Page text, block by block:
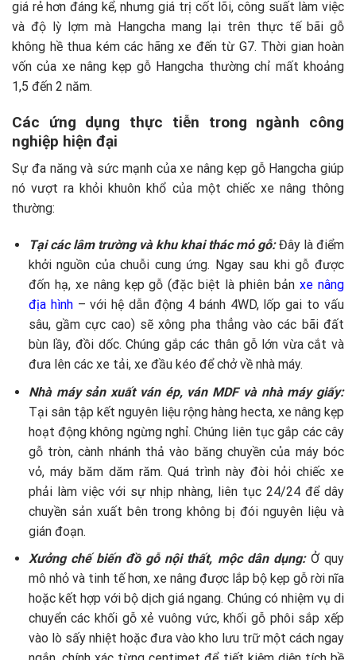
giá rẻ hơn đáng kể, nhưng giá trị cốt lõi, công suất làm việc
và độ lỳ lợm mà Hangcha mang lại trên thực tế bãi gỗ
không hề thua kém các hãng xe đến từ G7. Thời gian hoàn
vốn của xe nâng kẹp gỗ Hangcha thường chỉ mất khoảng
1,5 đến 2 năm.
Các ứng dụng thực tiễn trong ngành công
nghiệp hiện đại
Sự đa năng và sức mạnh của xe nâng kẹp gỗ Hangcha giúp
nó vượt ra khỏi khuôn khổ của một chiếc xe nâng thông
thường:
Tại các lâm trường và khu khai thác mỏ gỗ: Đây là điểm
khởi nguồn của chuỗi cung ứng. Ngay sau khi gỗ được
đốn hạ, xe nâng kẹp gỗ (đặc biệt là phiên bảnxe nâng
địa hình– với hệ dẫn động 4 bánh 4WD, lốp gai to vấu
sâu, gầm cực cao) sẽ xông pha thẳng vào các bãi đất
bùn lầy, đồi dốc. Chúng gắp các thân gỗ lớn vừa cắt và
đưa lên các xe tải, xe đầu kéo để chở về nhà máy.
Nhà máy sản xuất ván ép, ván MDF và nhà máy giấy:
Tại sân tập kết nguyên liệu rộng hàng hecta, xe nâng kẹp
hoạt động không ngừng nghỉ. Chúng liên tục gắp các cây
gỗ tròn, cành nhánh thả vào băng chuyền của máy bóc
vỏ, máy băm dăm răm. Quá trình này đòi hỏi chiếc xe
phải làm việc với sự nhịp nhàng, liên tục 24/24 để dây
chuyền sản xuất bên trong không bị đói nguyên liệu và
gián đoạn.
Xưởng chế biến đồ gỗ nội thất, mộc dân dụng:Ở quy
mô nhỏ và tinh tế hơn, xe nâng được lắp bộ kẹp gỗ rời nĩa
hoặc kết hợp với bộ dịch giá ngang. Chúng có nhiệm vụ di
chuyển các khối gỗ xẻ vuông vức, khối gỗ phôi sắp xếp
vào lò sấy nhiệt hoặc đưa vào kho lưu trữ một cách ngay